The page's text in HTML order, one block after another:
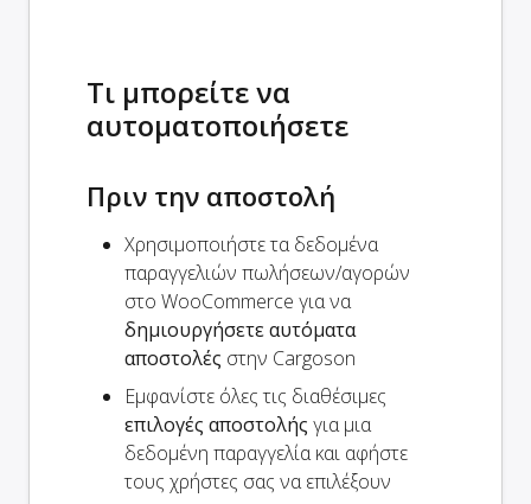
Τι μπορείτε να
αυτοματοποιήσετε
Πριν την αποστολή
Χρησιμοποιήστε τα δεδομένα
παραγγελιών πωλήσεων/αγορών
στο WooCommerce για να
δημιουργήσετε αυτόματα
αποστολές στην Cargoson
Εμφανίστε όλες τις διαθέσιμες
επιλογές αποστολής για μια
δεδομένη παραγγελία και αφήστε
τους χρήστες σας να επιλέξουν